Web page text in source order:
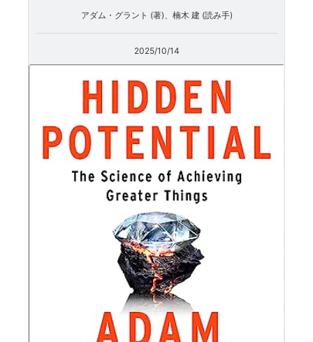
アダム・グラント (著)、楠木 建 (読み手)
2025/10/14